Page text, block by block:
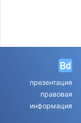
презентация
правовая
информация